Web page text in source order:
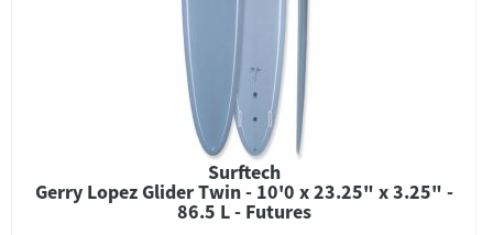
Surftech
Gerry Lopez Glider Twin - 10'0 x 23.25" x 3.25" -
86.5 L - Futures